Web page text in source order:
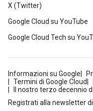
X (Twitter)
Google Cloud su YouTube
Google Cloud Tech su
Informazioni su Google
Termini di Google Cloud
Il nostro terzo decennio
Registrati alla newsletter